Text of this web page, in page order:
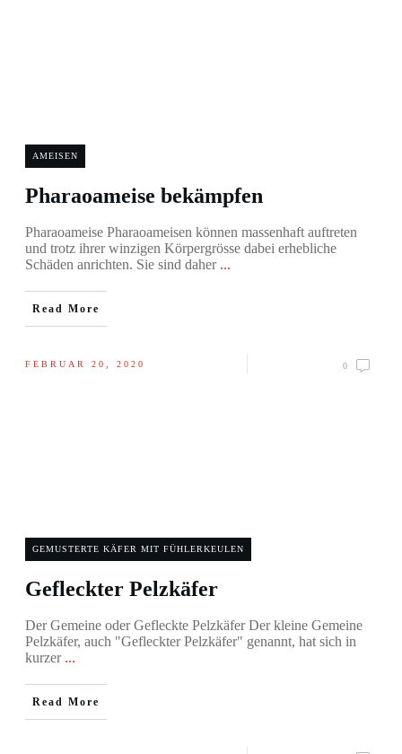
AMEISEN
Pharaoameise bekämpfen
Pharaoameise Pharaoameisen können massenhaft auftreten
und trotz ihrer winzigen Körpergrösse dabei erhebliche
Schäden anrichten. Sie sind daher ...
Read More
FEBRUAR 20, 2020 0
GEMUSTERTE KÄFER MIT FÜHLERKEULEN
Gefleckter Pelzkäfer
Der Gemeine oder Gefleckte Pelzkäfer Der kleine Gemeine
Pelzkäfer, auch "Gefleckter Pelzkäfer" genannt, hat sich in
kurzer ...
Read More